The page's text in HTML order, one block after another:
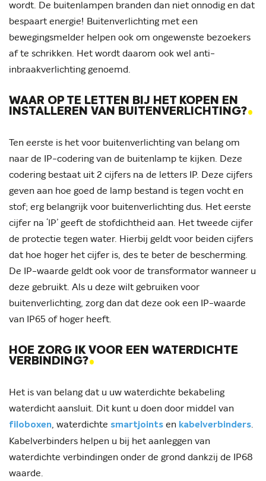
wordt. De buitenlampen branden dan niet onnodig en dat
bespaart energie! Buitenverlichting met een
bewegingsmelder helpen ook om ongewenste bezoekers
af te schrikken. Het wordt daarom ook wel anti-
inbraakverlichting genoemd.
WAAR OP TE LETTEN BIJ HET KOPEN EN
INSTALLEREN VAN BUITENVERLICHTING?.
Ten eerste is het voor buitenverlichting van belang om
naar de IP-codering van de buitenlamp te kijken. Deze
codering bestaat uit 2 cijfers na de letters IP. Deze cijfers
geven aan hoe goed de lamp bestand is tegen vocht en
stof; erg belangrijk voor buitenverlichting dus. Het eerste
cijfer na ‘IP’ geeft de stofdichtheid aan. Het tweede cijfer
de protectie tegen water. Hierbij geldt voor beiden cijfers
dat hoe hoger het cijfer is, des te beter de bescherming.
De IP-waarde geldt ook voor de transformator wanneer u
deze gebruikt. Als u deze wilt gebruiken voor
buitenverlichting, zorg dan dat deze ook een IP-waarde
van IP65 of hoger heeft.
HOE ZORG IK VOOR EEN WATERDICHTE
VERBINDING?.
Het is van belang dat u uw waterdichte bekabeling
waterdicht aansluit. Dit kunt u doen door middel van
filoboxen , waterdichte smartjoints en kabelverbinders
Kabelverbinders helpen u bij het aanleggen van
waterdichte verbindingen onder de grond dankzij de IP68
waarde.